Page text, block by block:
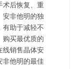
术后恢复、重
安非他明的独
有助于减轻不
购买最优质的
线销售晶体安
非他明的最佳